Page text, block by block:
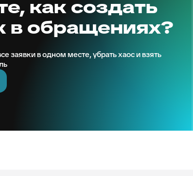
как создать
в обращениях?
заявки в одном месте, убрать хаос и взять